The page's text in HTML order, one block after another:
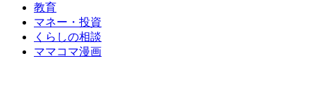
教育
マネー・投資
くらしの相談
ママコマ漫画